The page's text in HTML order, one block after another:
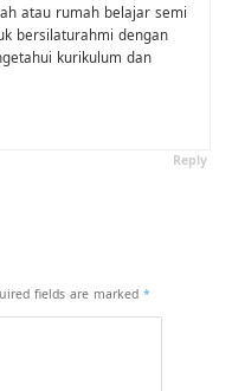
atau rumah belajar semi
bersilaturahmi dengan
kurikulum dan
Reply
fields are marked *